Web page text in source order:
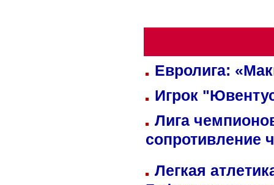
Евролига:
Игрок
Лига
сопротивление
Легкая